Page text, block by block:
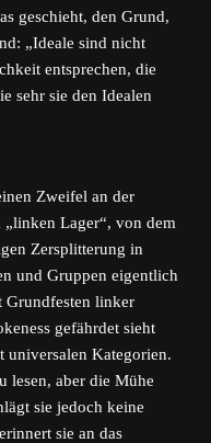
geschieht, den Grund,
„Ideale sind nicht
entsprechen, die
sehr sie den Idealen
Zweifel an der
Lager“, von dem
Zersplitterung in
und Gruppen eigentlich
Grundfesten linker
gefährdet sieht
universalen Kategorien.
lesen, aber die Mühe
sie jedoch keine
sie an das